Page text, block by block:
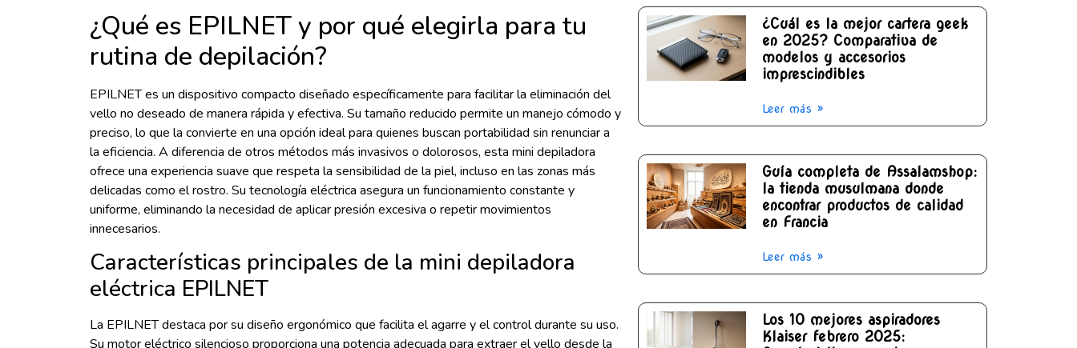
¿Qué es EPILNET y por qué elegirla para tu
rutina de depilación?
EPILNET es un dispositivo compacto diseñado específicamente para facilitar la eliminación del
vello no deseado de manera rápida y efectiva. Su tamaño reducido permite un manejo cómodo y
preciso, lo que la convierte en una opción ideal para quienes buscan portabilidad sin renunciar a
la eficiencia. A diferencia de otros métodos más invasivos o dolorosos, esta mini depiladora
ofrece una experiencia suave que respeta la sensibilidad de la piel, incluso en las zonas más
delicadas como el rostro. Su tecnología eléctrica asegura un funcionamiento constante y
uniforme, eliminando la necesidad de aplicar presión excesiva o repetir movimientos
innecesarios.
Características principales de la mini depiladora
eléctrica EPILNET
La EPILNET destaca por su diseño ergonómico que facilita el agarre y el control durante su uso.
Su motor eléctrico silencioso proporciona una potencia adecuada para extraer el vello desde la
¿Cuál es la mejor cartera geek
en 2025? Comparativa de
modelos y accesorios
imprescindibles
Leer más »
Guía completa de Assalamshop:
la tienda musulmana donde
encontrar productos de calidad
en Francia
Leer más »
Los 10 mejores aspiradores
Klaiser febrero 2025: